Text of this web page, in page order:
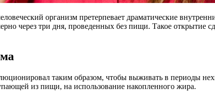
организм претерпевает драматические
через три дня, проведенных без пищи. Такое открытие
таким образом, чтобы выживать в периоды
из пищи, на использование накопленного жира.